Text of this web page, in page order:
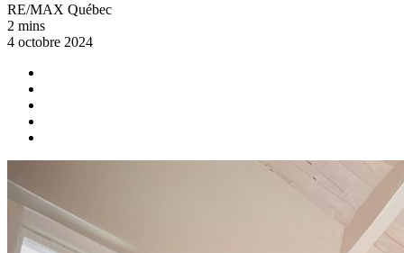
RE/MAX Québec
2 mins
4 octobre 2024